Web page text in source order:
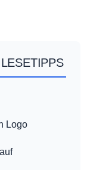
Logo